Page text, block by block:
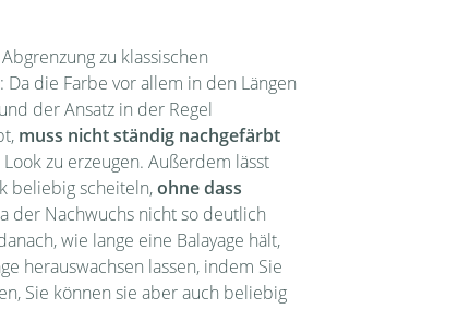
zu klassischen
die Farbe vor allem in den Längen
der Ansatz in der Regel
muss nicht ständig nachgefärbt
zu erzeugen. Außerdem lässt
beliebig scheiteln,ohne dass
der Nachwuchs nicht so deutlich
wie lange eine Balayage hält,
herauswachsen lassen, indem Sie
Sie können sie aber auch beliebig